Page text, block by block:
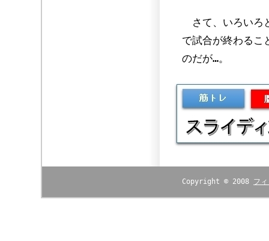
さて、いろいろ
で試合が終わるこ
のだが…。
Copyright © 2008 フ